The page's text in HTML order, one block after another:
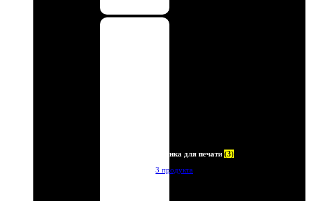
Пленка для печати (3)
3 продукта